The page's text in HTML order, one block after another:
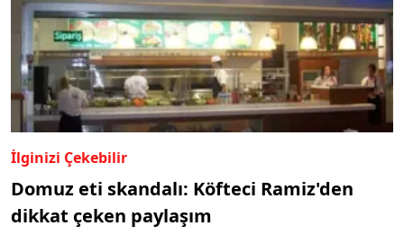
İlginizi Çekebilir
Domuz eti skandalı: Köfteci Ramiz'den
dikkat çeken paylaşım